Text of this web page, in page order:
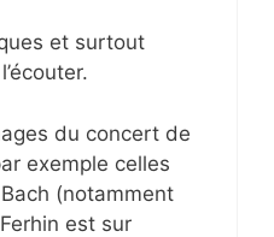
et surtout
du concert de
exemple celles
(notamment
est sur